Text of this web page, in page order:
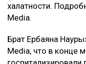
халатности.
Media.
Брат Ербаяна
Media, что в конце